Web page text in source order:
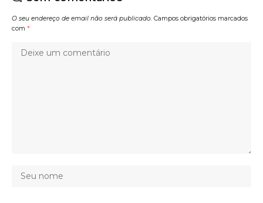
O seu endereço de email não será publicado. Campos obrigatórios marcados
com *